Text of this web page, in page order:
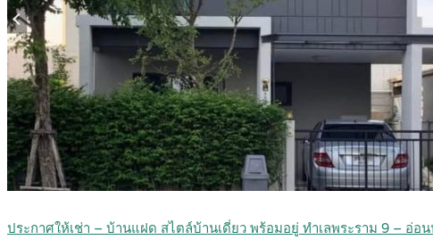
ประกาศให้เช่า – บ้านแฝด สไตล์บ้านเดี่ยว พร้อมอยู่ ทำเลพระราม 9 – อ่อ